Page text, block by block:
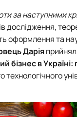
за наступними
дослідження,
оформлення та
Дарія
бізнес в